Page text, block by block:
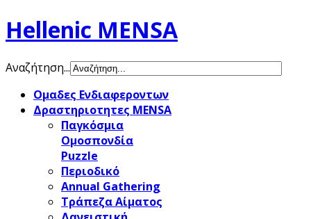
Hellenic MENSA
Αναζήτηση...
Ομαδες Ενδιαφεροντων
Δραστηριοτητες MENSA
Παγκόσμια
Ομοσπονδία
Puzzle
Περιοδικό
Annual Gathering
Τράπεζα Αίματος